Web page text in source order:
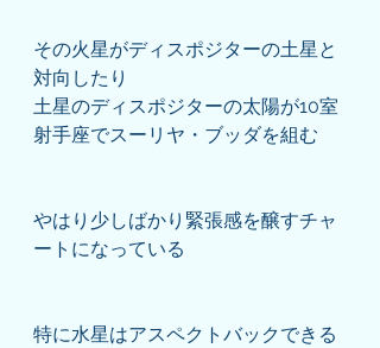
その火星がディスポジターの土星と
対向したり
土星のディスポジターの太陽が10室
射手座でスーリヤ・ブッダを組む
やはり少しばかり緊張感を醸すチャ
ートになっている
特に水星はアスペクトバックできる